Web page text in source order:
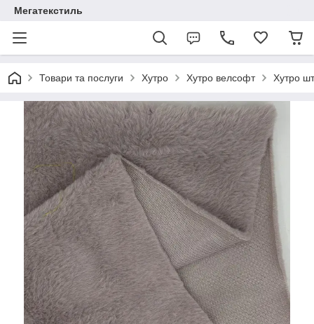
Мегатекстиль
Товари та послуги Хутро Хутро велсофт Хутро